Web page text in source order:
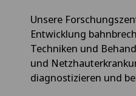
Unsere
Entwicklung
Techniken und
und
diagnostizieren und